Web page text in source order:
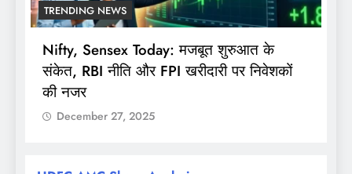
TRENDING NEWS
Nifty, Sensex Today: मजबूत शुरुआत के
संकेत, RBI नीति और FPI खरीदारी पर निवेशकों
की नजर
December 27, 2025